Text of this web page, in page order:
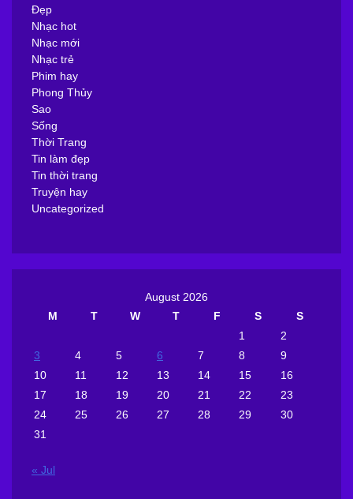
Đẹp
Nhạc hot
Nhạc mới
Nhạc trẻ
Phim hay
Phong Thủy
Sao
Sống
Thời Trang
Tin làm đẹp
Tin thời trang
Truyện hay
Uncategorized
August 2026
M
T W T F S
S
1
2
3
4 5 6 7 8
9
10
11 12 13 14 15
16
17
18 19 20 21 22
23
24
25 26 27 28 29
30
31
« Jul